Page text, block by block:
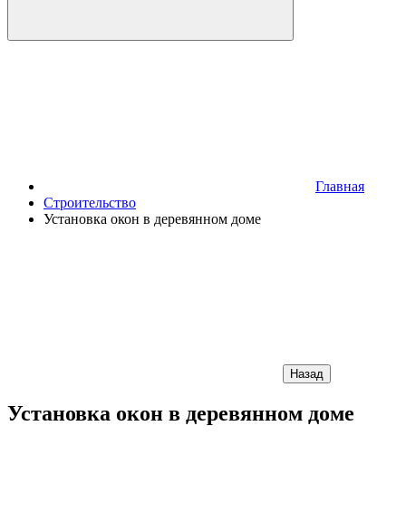
Главная
Строительство
Установка окон в деревянном доме
Назад
Установка окон в деревянном доме